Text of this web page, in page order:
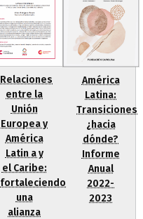
Relaciones
entre la
Unión
Europea y
América
Latin a y
el Caribe:
fortaleciendo
una
alianza
América
Latina:
Transiciones
¿hacia
dónde?
Informe
Anual
2022-
2023